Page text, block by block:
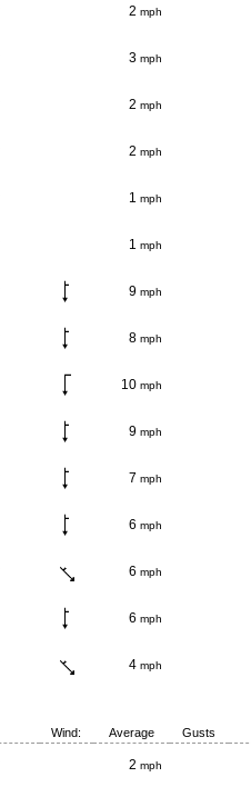
2 mph
3 mph
2 mph
2 mph
1 mph
1 mph
9 mph
8 mph
10 mph
9 mph
7 mph
6 mph
6 mph
6 mph
4 mph
Wind: Average Gusts
2 mph